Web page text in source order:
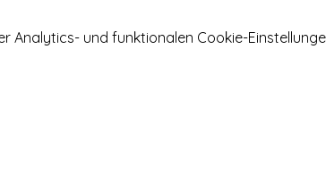
Analytics- und funktionalen Cookie-